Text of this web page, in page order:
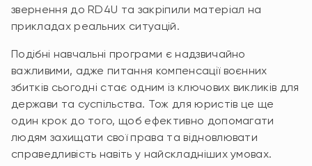
звернення до RD4U та закріпили матеріал на
прикладах реальних ситуацій.
Подібні навчальні програми є надзвичайно
важливими, адже питання компенсації воєнних
збитків сьогодні стає одним із ключових викликів для
держави та суспільства. Тож для юристів це ще
один крок до того, щоб ефективно допомагати
людям захищати свої права та відновлювати
справедливість навіть у найскладніших умовах.